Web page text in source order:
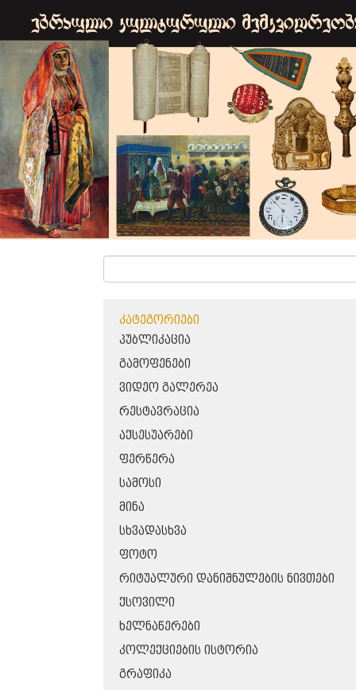
ᲙᲐᲢᲔᲒᲝᲠᲘᲔᲑᲘ
ᲞᲣᲑᲚᲘᲙᲐᲪᲘᲐ
ᲒᲐᲛᲝᲤᲔᲜᲔᲑᲘ
ᲕᲘᲓᲔᲝ ᲒᲐᲚᲔᲠᲔᲐ
ᲠᲔᲡᲢᲐᲕᲠᲐᲪᲘᲐ
ᲐᲥᲡᲔᲡᲣᲐᲠᲔᲑᲘ
ᲤᲔᲠᲬᲔᲠᲐ
ᲡᲐᲛᲝᲡᲘ
ᲛᲘᲜᲐ
ᲡᲮᲕᲐᲓᲐᲡᲮᲕᲐ
ᲤᲝᲢᲝ
ᲠᲘᲢᲣᲐᲚᲣᲠᲘ ᲓᲐᲜᲘᲨᲜᲣᲚᲔᲑᲘᲡ ᲜᲘᲕᲗᲔᲑᲘ
ᲥᲡᲝᲕᲘᲚᲘ
ᲮᲔᲚᲜᲐᲬᲔᲠᲔᲑᲘ
ᲙᲝᲚᲔᲥᲪᲘᲔᲑᲘᲡ ᲘᲡᲢᲝᲠᲘᲐ
ᲒᲠᲐᲤᲘᲙᲐ